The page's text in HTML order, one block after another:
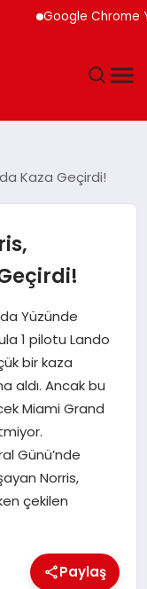
Google Chrome
Kaza Geçirdi!
Yüzünde
1 pilotu Lando
bir kaza
aldı. Ancak bu
Miami Grand
Günü’nde
Norris,
çekilen
Paylaş